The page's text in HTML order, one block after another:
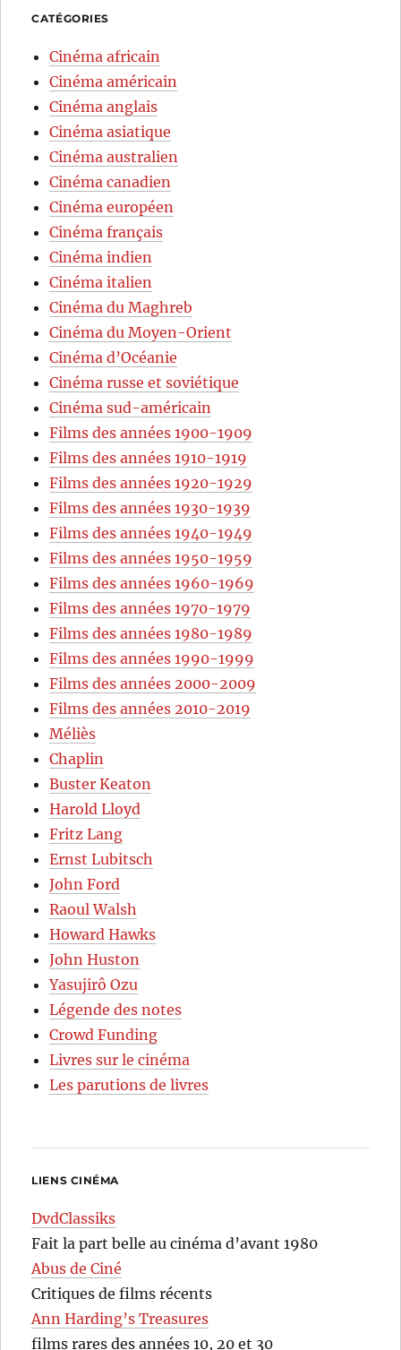
CATÉGORIES
Cinéma africain
Cinéma américain
Cinéma anglais
Cinéma asiatique
Cinéma australien
Cinéma canadien
Cinéma européen
Cinéma français
Cinéma indien
Cinéma italien
Cinéma du Maghreb
Cinéma du Moyen-Orient
Cinéma d’Océanie
Cinéma russe et soviétique
Cinéma sud-américain
Films des années 1900-1909
Films des années 1910-1919
Films des années 1920-1929
Films des années 1930-1939
Films des années 1940-1949
Films des années 1950-1959
Films des années 1960-1969
Films des années 1970-1979
Films des années 1980-1989
Films des années 1990-1999
Films des années 2000-2009
Films des années 2010-2019
Méliès
Chaplin
Buster Keaton
Harold Lloyd
Fritz Lang
Ernst Lubitsch
John Ford
Raoul Walsh
Howard Hawks
John Huston
Yasujirô Ozu
Légende des notes
Crowd Funding
Livres sur le cinéma
Les parutions de livres
LIENS CINÉMA
DvdClassiks
Fait la part belle au cinéma d’avant 1980
Abus de Ciné
Critiques de films récents
Ann Harding’s Treasures
films rares des années 10, 20 et 30